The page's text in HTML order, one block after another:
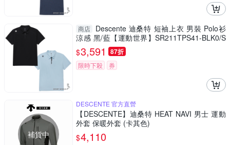
商店
Descente 迪桑特 短袖上衣 男裝 Polo衫
涼感 黑/藍【運動世界】SR211TPS41-BLK0/S
R211TPS41-BLU0
$3,591 87折
限時下殺 券
補貨中
DESCENTE 官方直營
【DESCENTE】迪桑特 HEAT NAVI 男士 運動
外套 保暖外套 (卡其色)
$4,110